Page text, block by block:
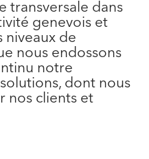
transversale dans
genevois et
niveaux de
nous endossons
notre
dont nous
nos clients et